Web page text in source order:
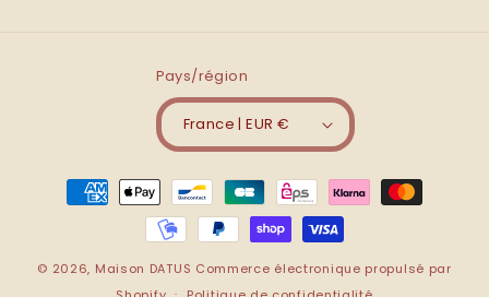
Pays/région
France | EUR €
Moyens
© 2026, Maison DATUS Commerce électronique propulsé par